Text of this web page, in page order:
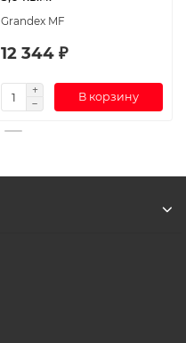
Grandex MF
12 344 ₽
В корзину